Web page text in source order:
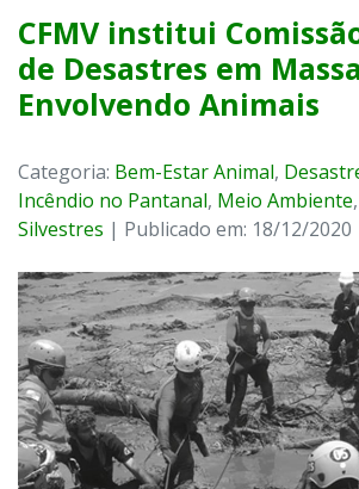
CFMV institui
de Desastres em Massa
Envolvendo Animais
Categoria: Bem-Estar Animal,
Incêndio no Pantanal, Meio Ambiente,
Silvestres | Publicado em: 18/12/2020